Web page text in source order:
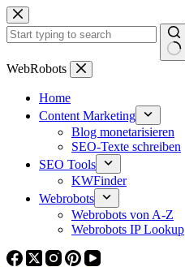
Zum
Inhalt
springen
Keine
WebRobots
Home
Content Marketing
Blog monetarisieren
SEO-Texte schreiben
SEO Tools
KWFinder
Webrobots
Webrobots von A-Z
Webrobots IP Lookup